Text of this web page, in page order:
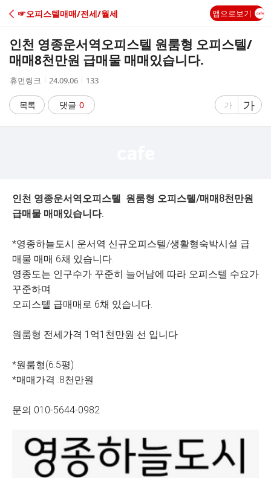
C
A
☞오피스텔매매/전세/월세 앱으로보기
인천 영종운서역오피스텔 원룸형 오피스텔/
매매8천만원 급매물 매매있습니다.
작
자
휴먼링크
작
시
간
24.09.06
조
수
133
목록 댓글 0
글
게
가
글
자
게
가
인천 영종운서역오피스텔 원룸형 오피스텔/매매8천만원
급매물 매매있습니다.
*영종하늘도시 운서역 신규오피스텔/생활형숙박시설 급
매물 매매 6채 있습니다.
영종도는 인구수가 꾸준히 늘어남에 따라 오피스텔 수요가
꾸준하며
오피스텔 급매매로 6채 있습니다.
원룸형 전세가격 1억1천만원 선 입니다
*원룸형(6.5평)
*매매가격 :8천만원
문의 010-5644-0982